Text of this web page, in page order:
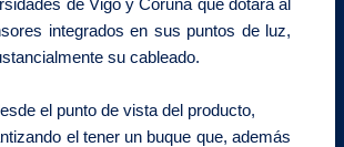
integrados en sus puntos de luz,
su cableado.
el punto de vista del producto,
el tener un buque que, además